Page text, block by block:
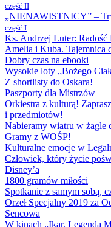
część II
„NIENAWISTNICY” –
część I
Ks. Andrzej Luter: Radość
Amelia i Kuba. Tajemnica
Dobry czas na ebooki
Wysokie loty „Bożego
Z shortlisty do Oskara!
Paszporty dla Mistrzów
Orkiestra z kulturą!
i przedmiotów!
Nabieramy wiatru w żagle
Gramy z WOŚP!
Kulturalne emocje w
Człowiek, który życie
Disney’a
1800 gramów miłości
Spotkanie z samym sobą,
Orzeł Specjalny 2019 za
Sencowa
W kinach „Ikar. Legenda